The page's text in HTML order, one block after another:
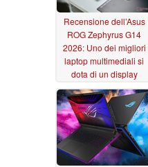
Recensione dell’Asus
ROG Zephyrus G14
2026: Uno dei migliori
laptop multimediali si
dota di un display
OLED più luminoso
06/19/2026